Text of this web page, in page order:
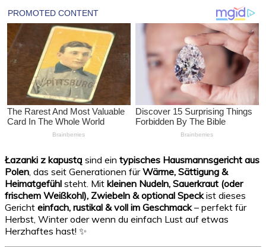
Łazanki z kapustą sind ein typisches Hausmannsgericht aus
Polen , das seit Generationen fürWärme, Sättigung &
Heimatgefühl steht. Mit kleinen Nudeln, Sauerkraut (oder
frischem Weißkohl), Zwiebeln & optional Speckist dieses
Gericht einfach, rustikal & voll im Geschmack– perfekt für
Herbst, Winter oder wenn du einfach Lust auf etwas
Herzhaftes hast! ✨